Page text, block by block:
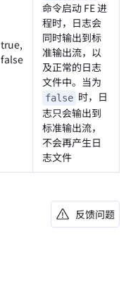
true,
false
命令启动 FE 进
程时，日志会
同时输出到标
准输出流，以
及正常的日志
文件中。当为
false 时，日
志只会输出到
标准输出流，
不会再产生日
志文件
反馈问题